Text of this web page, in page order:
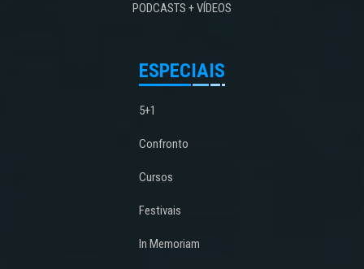
PODCASTS + VÍDEOS
ESPECIAIS
5+1
Confronto
Cursos
Festivais
In Memoriam